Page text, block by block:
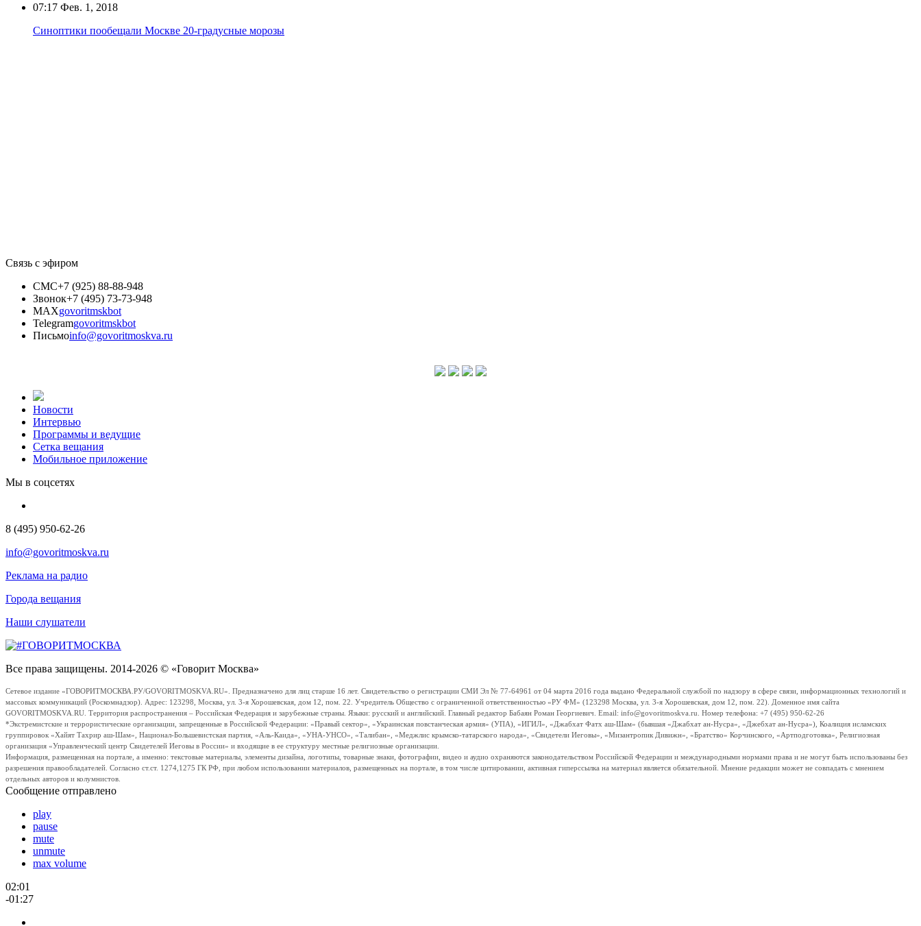
07:17 Фев. 1, 2018
Синоптики пообещали Москве 20-градусные морозы
Связь с эфиром
СМС+7 (925) 88-88-948
Звонок+7 (495) 73-73-948
MAXgovoritmskbot
Telegramgovoritmskbot
Письмоinfo@govoritmoskva.ru
Новости
Интервью
Программы и ведущие
Сетка вещания
Мобильное приложение
Мы в соцсетях
8 (495) 950-62-26
info@govoritmoskva.ru
Реклама на радио
Города вещания
Наши слушатели
Все права защищены. 2014-2026 © «Говорит Москва»
Сетевое издание «ГОВОРИТМОСКВА.РУ/GOVORITMOSKVA.RU». Предназначено для лиц старше 16 лет. Свидетельство о регистрации СМИ Эл № 77-64961 от 04 марта 2016 года выдано Федеральной службой по надзору в сфере связи, информационных технологий и
массовых коммуникаций (Роскомнадзор). Адрес: 123298, Москва, ул. 3-я Хорошевская, дом 12, пом. 22. Учредитель Общество с ограниченной ответственностью «РУ ФМ» (123298 Москва, ул. 3-я Хорошевская, дом 12, пом. 22). Доменное имя сайта
GOVORITMOSKVA.RU. Территория распространения – Российская Федерация и зарубежные страны. Языки: русский и английский. Главный редактор Бабаян Роман Георгиевич. Email: info@govoritmoskva.ru. Номер телефона: +7 (495) 950-62-26
*Экстремистские и террористические организации, запрещенные в Российской Федерации: «Правый сектор», «Украинская повстанческая армия» (УПА), «ИГИЛ», «Джабхат Фатх аш-Шам» (бывшая «Джабхат ан-Нусра», «Джебхат ан-Нусра»), Коалиция исламских
группировок «Хайят Тахрир аш-Шам», Национал-Большевистская партия, «Аль-Каида», «УНА-УНСО», «Талибан», «Меджлис крымско-татарского народа», «Свидетели Иеговы», «Мизантропик Дивижн», «Братство» Корчинского, «Артподготовка», Религиозная
организация «Управленческий центр Свидетелей Иеговы в России» и входящие в ее структуру местные религиозные организации.
Информация, размещенная на портале, а именно: текстовые материалы, элементы дизайна, логотипы, товарные знаки, фотографии, видео и аудио охраняются законодательством Российской Федерации и международными нормами права и не могут быть использованы без
разрешения правообладателей. Согласно ст.ст. 1274,1275 ГК РФ, при любом использовании материалов, размещенных на портале, в том числе цитировании, активная гиперссылка на материал является обязательной. Мнение редакции может не совпадать с мнением
отдельных авторов и колумнистов.
Сообщение отправлено
play
pause
mute
unmute
max volume
02:01
-01:27